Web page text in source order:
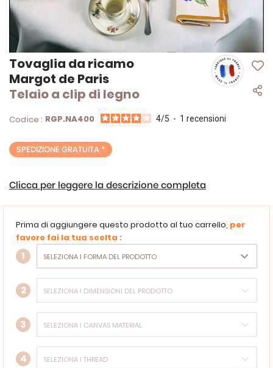
Tovaglia da ricamo
Margot de Paris
Telaio a clip di legno
Codice : RGP.NA400 4/5 - 1recensioni
SPEDIZIONE GRATUITA *
Clicca per leggere la descrizione completa
Prima di aggiungere questo prodotto al tuo carrello, per
favore fai la tua scelta :
1
2
3
4
Vai
all'inizio
della
galleria
immagini